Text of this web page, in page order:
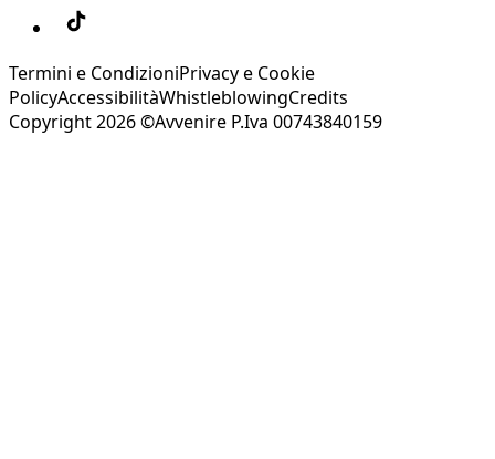
Termini e CondizioniPrivacy e Cookie
PolicyAccessibilitàWhistleblowingCredits
Copyright 2026 ©Avvenire P.Iva 00743840159